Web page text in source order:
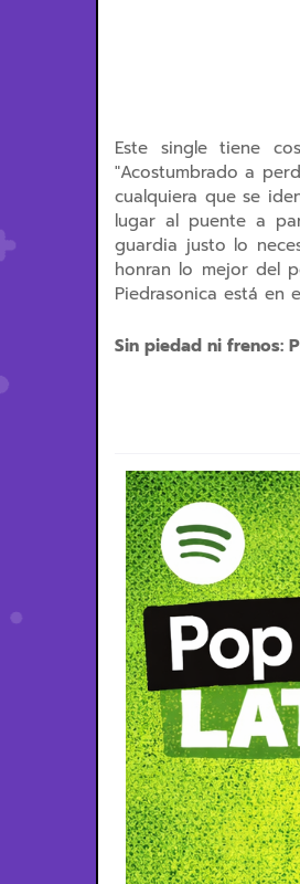
Este single tiene
"Acostumbrado a
cualquiera que se
lugar al puente a
guardia justo lo
honran lo mejor del
Piedrasonica está en
Sin piedad ni frenos: